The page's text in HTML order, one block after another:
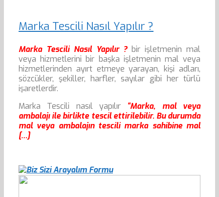
Marka Tescili Nasıl Yapılır ?
Marka Tescili Nasıl Yapılır ?bir işletmenin mal
veya hizmetlerini bir başka işletmenin mal veya
hizmetlerinden ayırt etmeye yarayan, kişi adları,
sözcükler, şekiller, harfler, sayılar gibi her türlü
işaretlerdir.
Marka Tescili nasıl yapılır
“Marka, mal veya
ambalajı ile birlikte tescil ettirilebilir. Bu durumda
mal veya ambalajın tescili marka sahibine mal
[…]